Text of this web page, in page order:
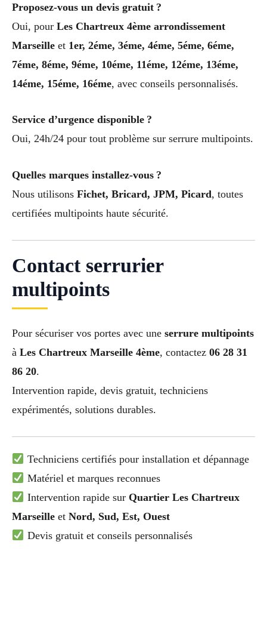
Proposez-vous un devis gratuit ?
Oui, pour Les Chartreux 4ème arrondissement
Marseille et 1er, 2éme, 3éme, 4éme, 5éme, 6éme,
7éme, 8éme, 9éme, 10éme, 11éme, 12éme, 13éme,
14éme, 15éme, 16éme, avec conseils personnalisés.
Service d’urgence disponible ?
Oui, 24h/24 pour tout problème sur serrure multipoints.
Quelles marques installez-vous ?
Nous utilisons Fichet, Bricard, JPM, Picard, toutes
certifiées multipoints haute sécurité.
Contact serrurier
multipoints
Pour sécuriser vos portes avec une serrure multipoints
à Les Chartreux Marseille 4ème, contactez 06 28 31
86 20.
Intervention rapide, devis gratuit, techniciens
expérimentés, solutions durables.
Techniciens certifiés pour installation et dépannage
Matériel et marques reconnues
Intervention rapide sur Quartier Les Chartreux
Marseille et Nord, Sud, Est, Ouest
Devis gratuit et conseils personnalisés